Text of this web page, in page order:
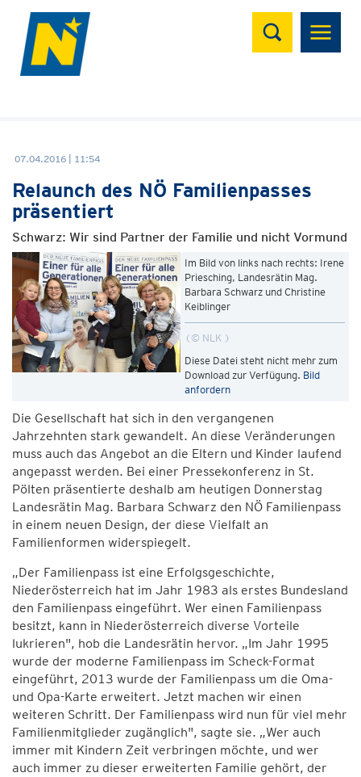
Suchen
07.04.2016 | 11:54
Relaunch des NÖ Familienpasses
präsentiert
Schwarz: Wir sind Partner der Familie und nicht Vormund
Im Bild von links nach rechts: Irene
Priesching, Landesrätin Mag.
Barbara Schwarz und Christine
Keiblinger
© NLK
Diese Datei steht nicht mehr zum
Download zur Verfügung. Bild
anfordern
Die Gesellschaft hat sich in den vergangenen
Jahrzehnten stark gewandelt. An diese Veränderungen
muss auch das Angebot an die Eltern und Kinder laufend
angepasst werden. Bei einer Pressekonferenz in St.
Pölten präsentierte deshalb am heutigen Donnerstag
Landesrätin Mag. Barbara Schwarz den NÖ Familienpass
in einem neuen Design, der diese Vielfalt an
Familienformen widerspiegelt.
„Der Familienpass ist eine Erfolgsgeschichte,
Niederösterreich hat im Jahr 1983 als erstes Bundesland
den Familienpass eingeführt. Wer einen Familienpass
besitzt, kann in Niederösterreich diverse Vorteile
lukrieren", hob die Landesrätin hervor. „Im Jahr 1995
wurde der moderne Familienpass im Scheck-Format
eingeführt, 2013 wurde der Familienpass um die Oma-
und Opa-Karte erweitert. Jetzt machen wir einen
weiteren Schritt. Der Familienpass wird nun für viel mehr
Familienmitglieder zugänglich", sagte sie. „Wer auch
immer mit Kindern Zeit verbringen möchte, und wer
auch immer zu dieser erweiterten Familie gehört, der